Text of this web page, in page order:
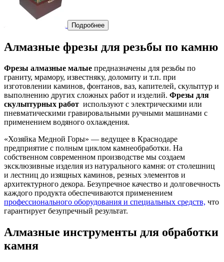
Подробнее
Алмазные фрезы для резьбы по камню
Фрезы алмазные малые предназначены для резьбы по
граниту, мрамору, известняку, доломиту и т.п. при
изготовлении каминов, фонтанов, ваз, капителей, скульптур и
выполнению других сложных работ и изделий. Фрезы для
скульптурных работ используют с электрическими или
пневматическими гравировальными ручными машинами с
применением водяного охлаждения.
«Хозяйка Медной Горы» — ведущее в Краснодаре
предприятие с полным циклом камнеобработки. На
собственном современном производстве мы создаем
эксклюзивные изделия из натурального камня: от столешниц
и лестниц до изящных каминов, резных элементов и
архитектурного декора. Безупречное качество и долговечность
каждого продукта обеспечиваются применением
профессионального оборудования и специальных средств, что
гарантирует безупречный результат.
Алмазные инструменты для обработки
камня